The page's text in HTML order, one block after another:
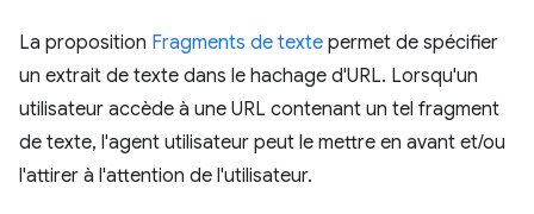
La proposition Fragments de texte permet de spécifier
un extrait de texte dans le hachage d'URL. Lorsqu'un
utilisateur accède à une URL contenant un tel fragment
de texte, l'agent utilisateur peut le mettre en avant et/ou
l'attirer à l'attention de l'utilisateur.